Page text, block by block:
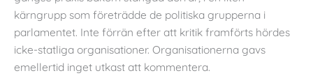
kärngrupp som företrädde de politiska grupperna i
parlamentet. Inte förrän efter att kritik framförts hördes
icke-statliga organisationer. Organisationerna gavs
emellertid inget utkast att kommentera.